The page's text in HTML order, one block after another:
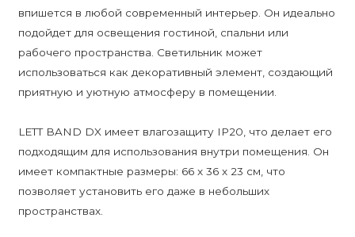
впишется в любой современный интерьер. Он идеально
подойдет для освещения гостиной, спальни или
рабочего пространства. Светильник может
использоваться как декоративный элемент, создающий
приятную и уютную атмосферу в помещении.
LETТ BAND DX имеет влагозащиту IP20, что делает его
подходящим для использования внутри помещения. Он
имеет компактные размеры: 66 x 36 x 23 см, что
позволяет установить его даже в небольших
пространствах.